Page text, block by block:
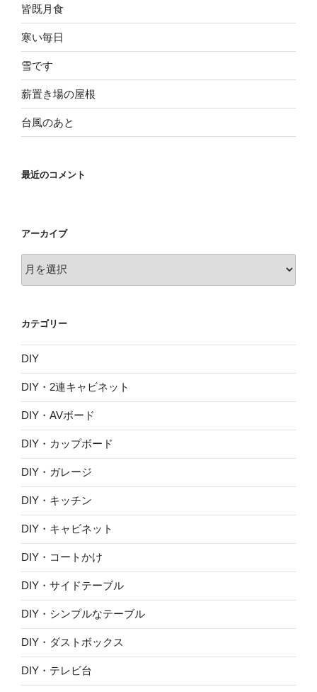
皆既月食
寒い毎日
雪です
薪置き場の屋根
台風のあと
最近のコメント
アーカイブ
ー
ブ
カテゴリー
DIY
DIY・2連キャビネット
DIY・AVボード
DIY・カップボード
DIY・ガレージ
DIY・キッチン
DIY・キャビネット
DIY・コートかけ
DIY・サイドテーブル
DIY・シンプルなテーブル
DIY・ダストボックス
DIY・テレビ台